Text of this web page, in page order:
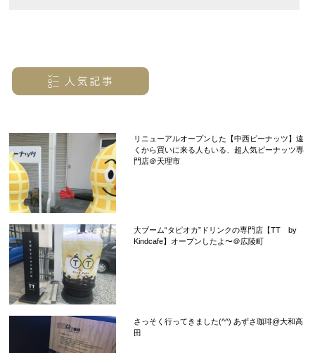
リニューアルオープンした【中西ピーナッツ】遠
くから買いに来る人もいる、超人気ピーナッツ専
門店＠天理市
大ブーム“タピオカ”ドリンクの専門店【TT by
Kindcafe】オープンしたよ〜＠広陵町
さっそく行ってきました(^^) あずさ珈琲@大和高
田